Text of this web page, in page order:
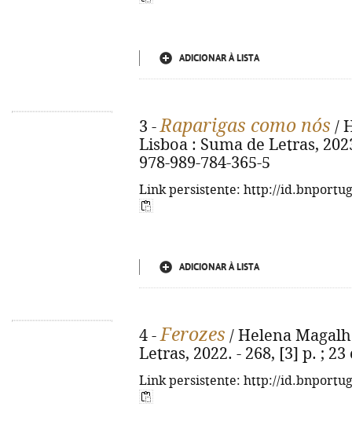
ADICIONAR À LISTA
3 -Raparigas como nós /
Lisboa : Suma de Letras,
978-989-784-365-5
Link persistente: http://
ADICIONAR À LISTA
4 -Ferozes / Helena
Letras, 2022. - 268, [3] p. ; 23
Link persistente: http://